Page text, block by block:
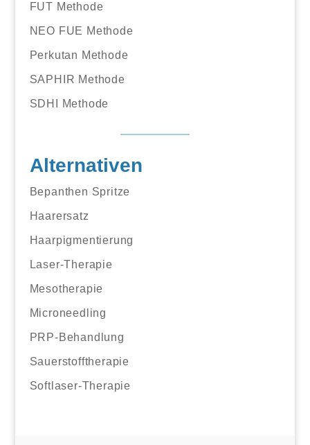
FUT Methode
NEO FUE Methode
Perkutan Methode
SAPHIR Methode
SDHI Methode
Alternativen
Bepanthen Spritze
Haarersatz
Haarpigmentierung
Laser-Therapie
Mesotherapie
Microneedling
PRP-Behandlung
Sauerstofftherapie
Softlaser-Therapie